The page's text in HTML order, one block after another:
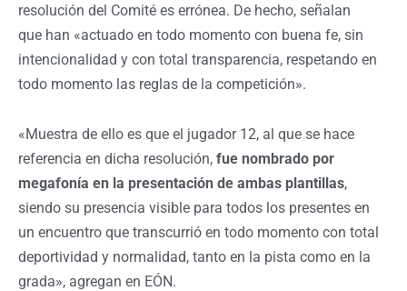
resolución del Comité es errónea. De hecho, señalan
que han «actuado en todo momento con buena fe, sin
intencionalidad y con total transparencia, respetando en
todo momento las reglas de la competición».
«Muestra de ello es que el jugador 12, al que se hace
referencia en dicha resolución, fue nombrado por
megafonía en la presentación de ambas plantillas,
siendo su presencia visible para todos los presentes en
un encuentro que transcurrió en todo momento con total
deportividad y normalidad, tanto en la pista como en la
grada», agregan en EÓN.